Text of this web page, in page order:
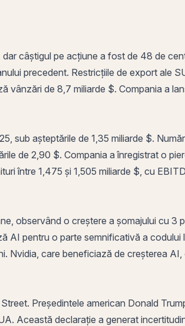
câștigul pe acțiune a fost de 48 de
precedent. Restricțiile de export ale
vânzări de 8,7 miliarde $. Compania a
sub așteptările de 1,35 miliarde $.
de 2,90 $. Compania a înregistrat o
între 1,475 și 1,505 miliarde $, cu
observând o creștere a șomajului cu 3
AI pentru o parte semnificativă a codului
Nvidia, care beneficiază de creșterea
Președintele american Donald
Această declarație a generat